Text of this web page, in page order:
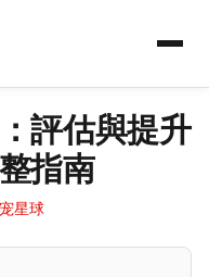
評估與提升
指南
星球